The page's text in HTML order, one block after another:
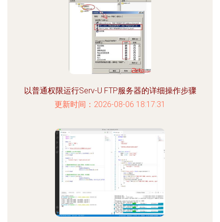
以普通权限运行Serv-U FTP服务器的详细操作步骤
更新时间：2026-08-06 18:17:31